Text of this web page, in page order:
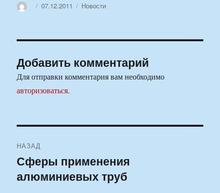
АвторОпубликовано
07.12.2011 Рубрики
Новости
Добавить комментарий
Для отправки комментария вам необходимо
авторизоваться.
по
записям
НАЗАД
Предыдущая
запись:
Сферы применения
алюминиевых труб